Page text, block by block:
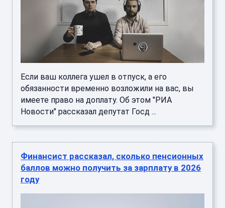
Если ваш коллега ушел в отпуск, а его
обязанности временно возложили на вас, вы
имеете право на доплату. Об этом "РИА
Новости" рассказал депутат Госд ...
Финансист рассказал, сколько пенсионных
баллов можно получить за зарплату в 2026
году